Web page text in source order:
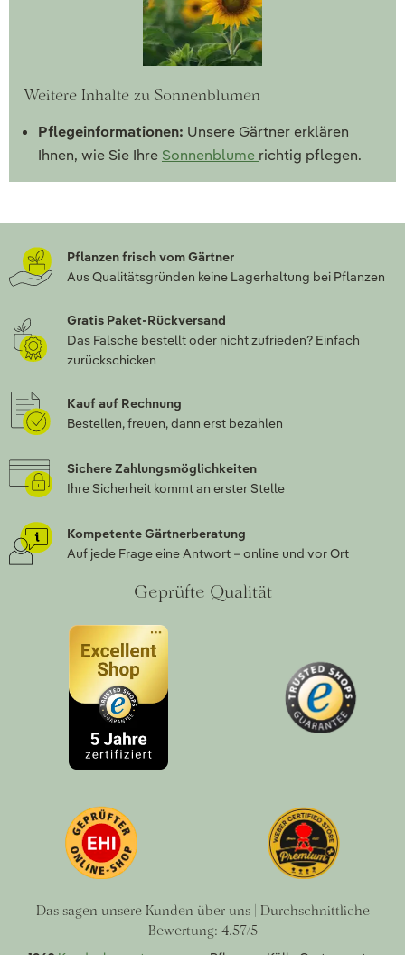
Weitere Inhalte zu Sonnenblumen
Pflegeinformationen: Unsere Gärtner erklären
Ihnen, wie Sie Ihre Sonnenblume richtig pflegen.
Pflanzen frisch vom Gärtner
Aus Qualitätsgründen keine Lagerhaltung bei Pflanzen
Gratis Paket-Rückversand
Das Falsche bestellt oder nicht zufrieden? Einfach
zurückschicken
Kauf auf Rechnung
Bestellen, freuen, dann erst bezahlen
Sichere Zahlungsmöglichkeiten
Ihre Sicherheit kommt an erster Stelle
Kompetente Gärtnerberatung
Auf jede Frage eine Antwort – online und vor Ort
Geprüfte Qualität
Das sagen unsere Kunden über uns | Durchschnittliche
Bewertung: 4.57/5